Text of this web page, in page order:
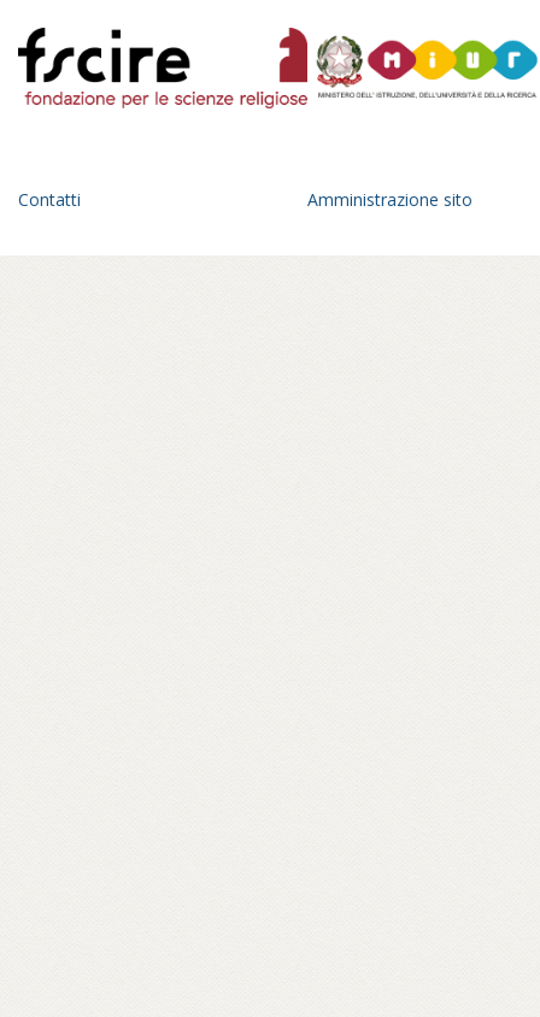
Contatti Amministrazione sito